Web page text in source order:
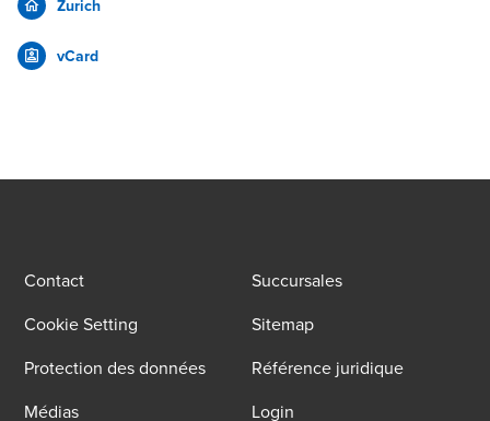
Zurich
vCard
Contact
Succursales
Cookie Setting
Sitemap
Protection des données
Référence juridique
Médias
Login